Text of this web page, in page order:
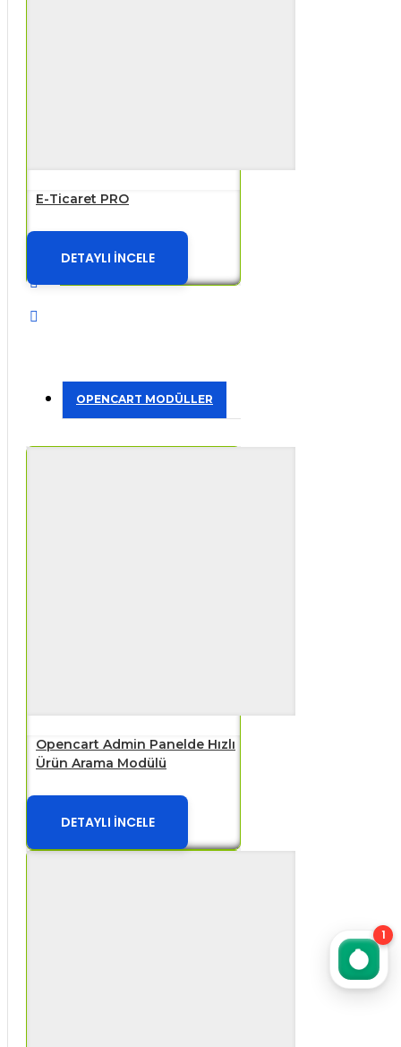
E-Ticaret PRO
DETAYLI İNCELE
OPENCART MODÜLLER
Opencart Admin Panelde Hızlı
Ürün Arama Modülü
DETAYLI İNCELE
1